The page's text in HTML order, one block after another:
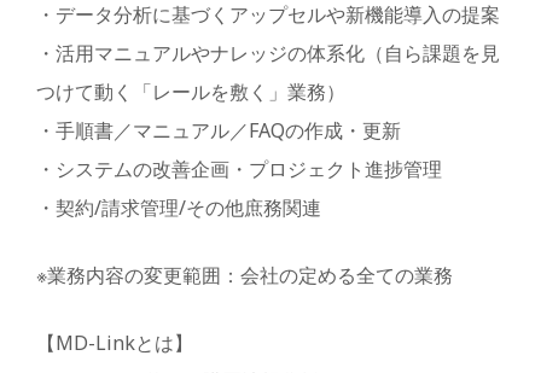
・データ分析に基づくアップセルや新機能導入の提案
・活用マニュアルやナレッジの体系化（自ら課題を見
つけて動く「レールを敷く」業務）
・手順書／マニュアル／FAQの作成・更新
・システムの改善企画・プロジェクト進捗管理
・契約/請求管理/その他庶務関連
※業務内容の変更範囲：会社の定める全ての業務
【MD-Linkとは】